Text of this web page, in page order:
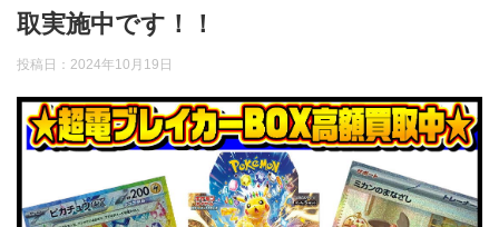
取実施中です！！
投稿日： 2024年10月19日